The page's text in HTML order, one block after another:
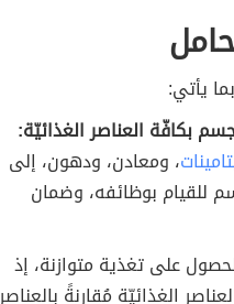
يأتي:
بكافّة العناصر الغذائيّة:
، ومعادن، ودهون، إلى
للقيام بوظائفه، وضمان
على تغذية متوازنة، إذ
الغذائيّة مُقارنةً بالعناصر